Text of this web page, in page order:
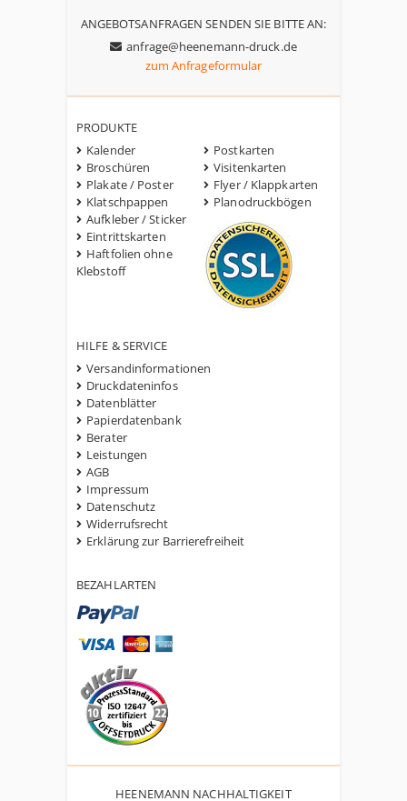
ANGEBOTSANFRAGEN SENDEN SIE BITTE AN:
anfrage@heenemann-druck.de
zum Anfrageformular
PRODUKTE
Kalender
Broschüren
Plakate / Poster
Klatschpappen
Aufkleber / Sticker
Eintrittskarten
Haftfolien ohne
Klebstoff
Postkarten
Visitenkarten
Flyer / Klappkarten
Planodruckbögen
HILFE & SERVICE
Versandinformationen
Druckdateninfos
Datenblätter
Papierdatenbank
Berater
Leistungen
AGB
Impressum
Datenschutz
Widerrufsrecht
Erklärung zur Barrierefreiheit
BEZAHLARTEN
HEENEMANN NACHHALTIGKEIT